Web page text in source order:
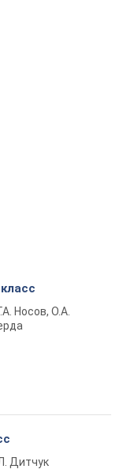
Носов, О.А.
Дитчук